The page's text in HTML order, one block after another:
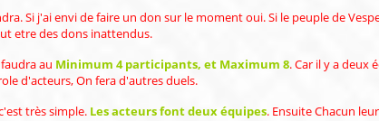
Si j'ai envi de faire un don sur le moment oui. Si le peuple de
etre des dons inattendus.
au Minimum 4 participants, et Maximum 8. Car il y a deux
d'acteurs, On fera d'autres duels.
très simple. Les acteurs font deux équipes. Ensuite Chacun